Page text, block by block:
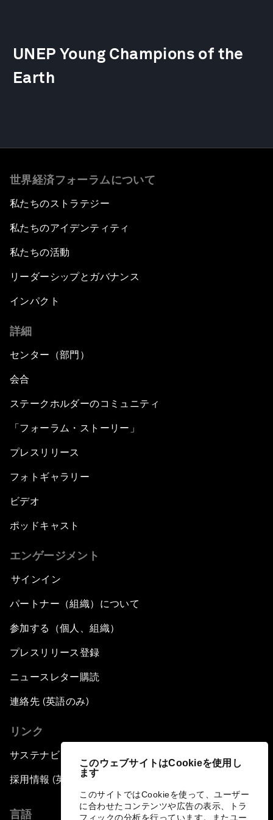
このウェブサイトはCookieを使用し
ます
このサイトではCookieを使って、ユーザー
に合わせたコンテンツや広告の表示、トラ
フィックの分析を行っています。またユー
UNEP Young Champions of the
Earth
世界経済フォーラムについて
私たちのストラテジー
私たちのアイデンティティ
私たちの活動
リーダーシップとガバナンス
インパクト
詳細
センター（部門）
会合
ステークホルダーのコミュニティ
「フォーラム・ストーリー」
プレスリリース
フォトギャラリー
ビデオ
ポッドキャスト
エンゲージメント
サインイン
パートナー（組織）について
参加する（個人、組織）
プレスリリース登録
ニュースレター購読
連絡先 (英語のみ)
リンク
サステナビリティへの取り組み
採用情報 (英語のみ)
言語